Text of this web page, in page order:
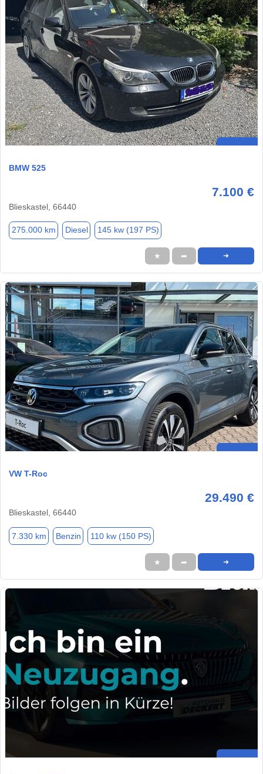
BMW 525
7.100 €
Blieskastel, 66440
275.000 km Diesel 145 kw (197 PS)
★ ➦ ➜
VW T-Roc
29.490 €
Blieskastel, 66440
7.330 km Benzin 110 kw (150 PS)
★ ➦ ➜